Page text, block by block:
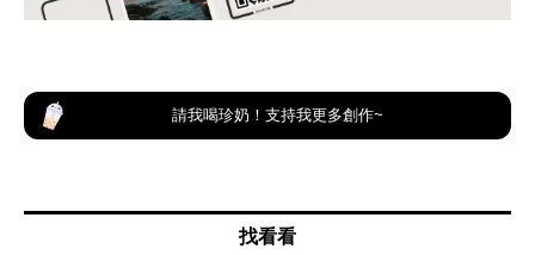
請我喝珍奶！支持我更多創作~
找看看